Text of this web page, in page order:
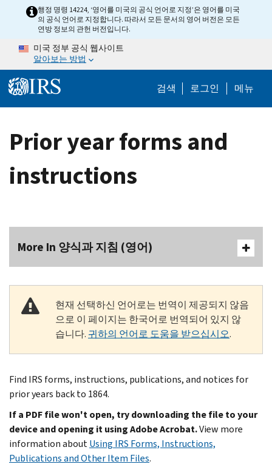
Skip to main content
행정 명령 14224, ‘영어를 미국의 공식 언어로 지정’은 영어를 미국
의 공식 언어로 지정합니다. 따라서 모든 문서의 영어 버전은 모든
연방 정보의 관헌 버전입니다.
미국 정부 공식 웹사이트
알아보는 방법
검색 Help Menu
로그인 메뉴
Prior year forms and
instructions
More In 양식과 지침 (영어)
현재 선택하신 언어로는 번역이 제공되지 않음
으로 이 페이지는 한국어로 번역되어 있지 않
습니다. 귀하의 언어로 도움을 받으십시오.
Find IRS forms, instructions, publications, and notices for
prior years back to 1864.
If a PDF file won't open, try downloading the file to your
device and opening it using Adobe Acrobat.View more
information aboutUsing IRS Forms, Instructions,
Publications and Other Item Files.